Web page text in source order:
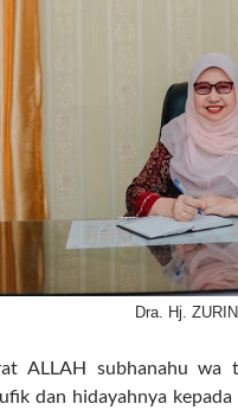
Dra. Hj.
ALLAH subhanahu wa
dan hidayahnya